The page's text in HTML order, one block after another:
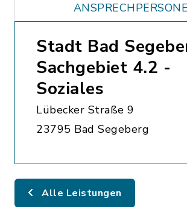
Stadt Bad
Sachgebiet 4.2 -
Soziales
Lübecker Straße 9
23795 Bad Segeberg
Alle Leistungen